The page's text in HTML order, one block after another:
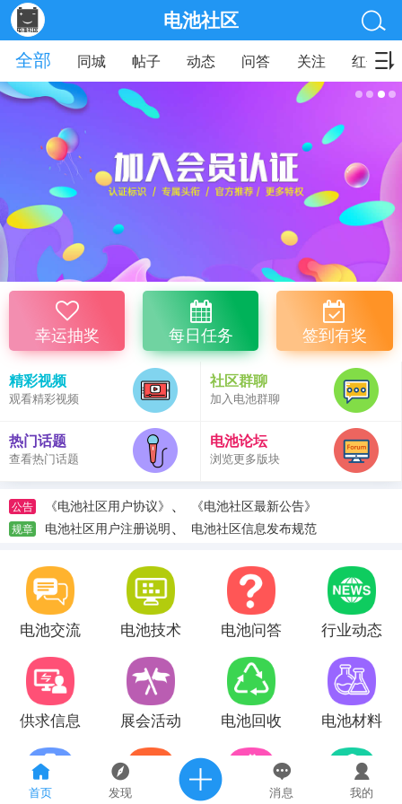
首页 发现 消息 我的
电池社区
全部
同城 帖子 动态 问答 关注 红包
幸运抽奖 每日任务 签到有奖
精彩视频
观看精彩视频
社区群聊
加入电池群聊
热门话题
查看热门话题
电池论坛
浏览更多版块
公告 《电池社区用户协议》 、 《电池社区最新公告》
规章 电池社区用户注册说明、 电池社区信息发布规范
电池交流 电池技术 电池问答 行业动态
供求信息 展会活动 电池回收 电池材料